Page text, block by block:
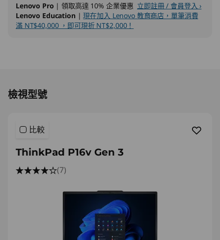
Lenovo Pro | 領取高達 10% 企業優惠 立即註冊 / 會員登入 ›
Lenovo Education |現在加入 Lenovo 教育商店，單筆消費
滿 NT$40,000 ，即可現折 NT$2,000！
檢視型號
比較
ThinkPad P16v Gen 3
(7)